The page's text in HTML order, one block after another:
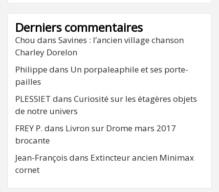
Derniers commentaires
Chou dans Savines : l’ancien village chanson
Charley Dorelon
Philippe dans Un porpaleaphile et ses porte-
pailles
PLESSIET dans Curiosité sur les étagères objets
de notre univers
FREY P. dans Livron sur Drome mars 2017
brocante
Jean-François dans Extincteur ancien Minimax
cornet